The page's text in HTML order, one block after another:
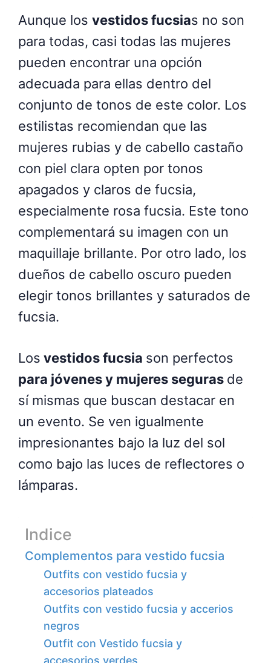
Aunque los vestidos fucsias no son
para todas, casi todas las mujeres
pueden encontrar una opción
adecuada para ellas dentro del
conjunto de tonos de este color. Los
estilistas recomiendan que las
mujeres rubias y de cabello castaño
con piel clara opten por tonos
apagados y claros de fucsia,
especialmente rosa fucsia. Este tono
complementará su imagen con un
maquillaje brillante. Por otro lado, los
dueños de cabello oscuro pueden
elegir tonos brillantes y saturados de
fucsia.
Los vestidos fucsia son perfectos
para jóvenes y mujeres seguras de
sí mismas que buscan destacar en
un evento. Se ven igualmente
impresionantes bajo la luz del sol
como bajo las luces de reflectores o
lámparas.
Indice
Complementos para vestido fucsia
Outfits con vestido fucsia y
accesorios plateados
Outfits con vestido fucsia y accerios
negros
Outfit con Vestido fucsia y
accesorios verdes